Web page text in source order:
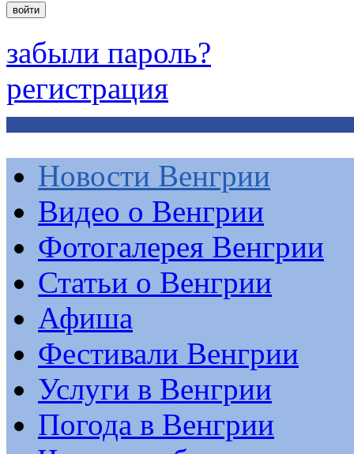
забыли пароль?
регистрация
Новости Венгрии
Видео о Венгрии
Фотогалерея Венгрии
Статьи о Венгрии
Афиша
Фестивали Венгрии
Услуги в Венгрии
Погода в Венгрии